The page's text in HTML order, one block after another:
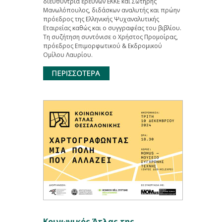
Μανωλόπουλος, διδάσκων αναλυτής και πρώην
πρόεδρος της Ελληνικής Ψυχαναλυτικής
Εταιρείας καθώς και ο συγγραφέας του βιβλίου.
Τη συζήτηση συντόνισε ο Χρήστος Προμοίρας,
πρόεδρος Επιμορφωτικού & Εκδρομικού
Ομίλου Λαυρίου.